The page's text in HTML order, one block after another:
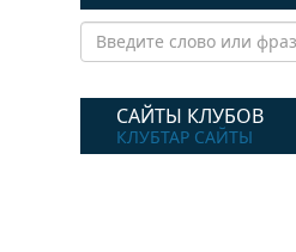
САЙТЫ КЛУБОВ
КЛУБТАР САЙТЫ